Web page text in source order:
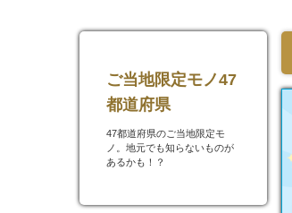
ご当地限定モノ47
都道府県
47都道府県のご当地限定モ
ノ。地元でも知らないものが
あるかも！？